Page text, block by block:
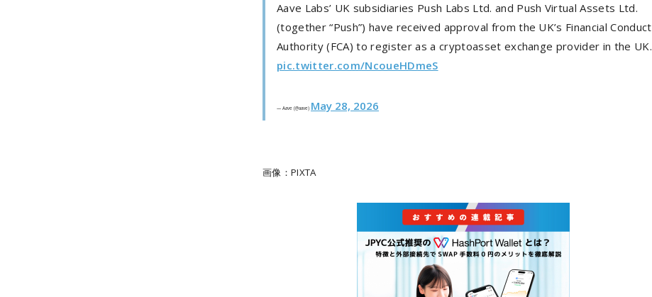
Aave Labs’ UK subsidiaries Push Labs Ltd. and Push Virtual Assets Ltd.
(together “Push”) have received approval from the UK’s Financial Conduct
Authority (FCA) to register as a cryptoasset exchange provider in the UK.
pic.twitter.com/NcoueHDmeS
— Aave (@aave) May 28, 2026
画像：PIXTA